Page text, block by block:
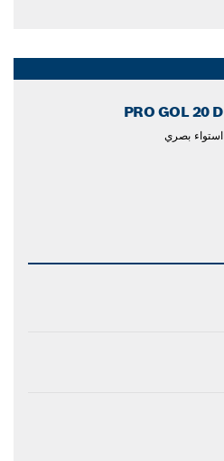
PRO GOL 20 D
استواء بصري